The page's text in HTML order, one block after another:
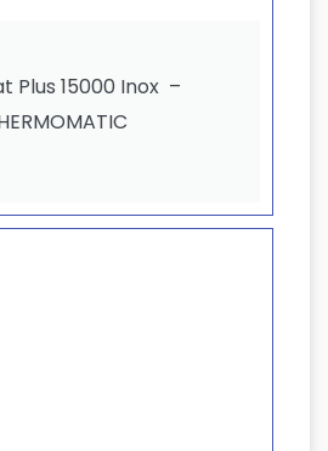
Plus 15000 Inox –